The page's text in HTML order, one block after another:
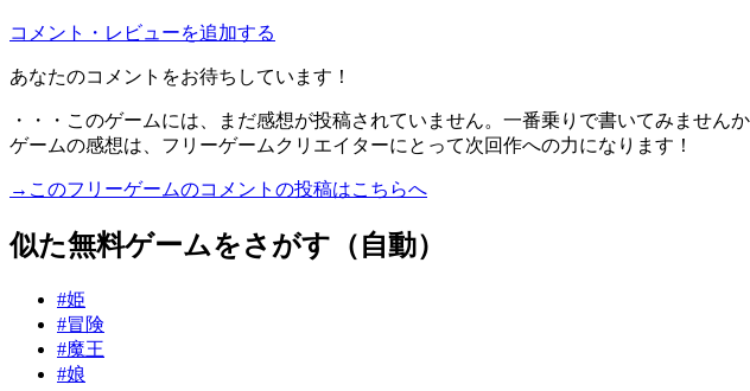
コメント・レビューを追加する
あなたのコメントをお待ちしています！
・・・このゲームには、まだ感想が投稿されていません。一番乗りで書いてみませんか
ゲームの感想は、フリーゲームクリエイターにとって次回作への力になります！
→このフリーゲームのコメントの投稿はこちらへ
似た無料ゲームをさがす（自動）
#姫
#冒険
#魔王
#娘